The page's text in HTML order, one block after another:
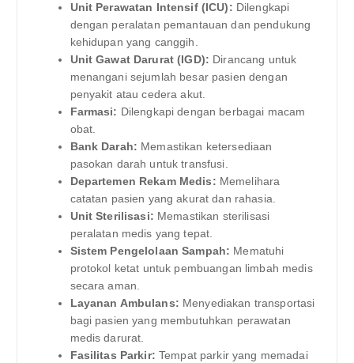
Unit Perawatan Intensif (ICU): Dilengkapi
dengan peralatan pemantauan dan pendukung
kehidupan yang canggih.
Unit Gawat Darurat (IGD): Dirancang untuk
menangani sejumlah besar pasien dengan
penyakit atau cedera akut.
Farmasi: Dilengkapi dengan berbagai macam
obat.
Bank Darah: Memastikan ketersediaan
pasokan darah untuk transfusi.
Departemen Rekam Medis: Memelihara
catatan pasien yang akurat dan rahasia.
Unit Sterilisasi: Memastikan sterilisasi
peralatan medis yang tepat.
Sistem Pengelolaan Sampah: Mematuhi
protokol ketat untuk pembuangan limbah medis
secara aman.
Layanan Ambulans: Menyediakan transportasi
bagi pasien yang membutuhkan perawatan
medis darurat.
Fasilitas Parkir: Tempat parkir yang memadai